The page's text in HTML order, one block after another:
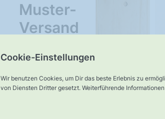
Cookie-Einstellungen
Wir benutzen Cookies, um Dir das beste Erlebnis zu
von Diensten Dritter gesetzt. Weiterführende
Muster-
Versand